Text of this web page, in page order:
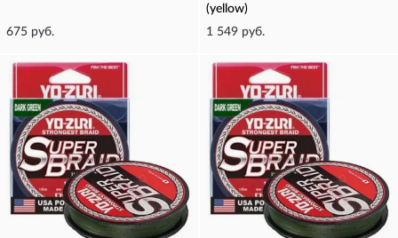
675 руб.
(yellow)
1 549 руб.